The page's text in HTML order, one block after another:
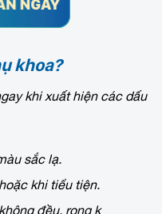
khoa?
khi xuất hiện các dấu
sắc lạ.
khi tiểu tiện.
đều, rong k